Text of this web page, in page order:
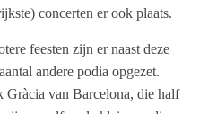
concerten er ook plaats.
feesten zijn er naast deze
andere podia opgezet.
Gràcia van Barcelona, die half